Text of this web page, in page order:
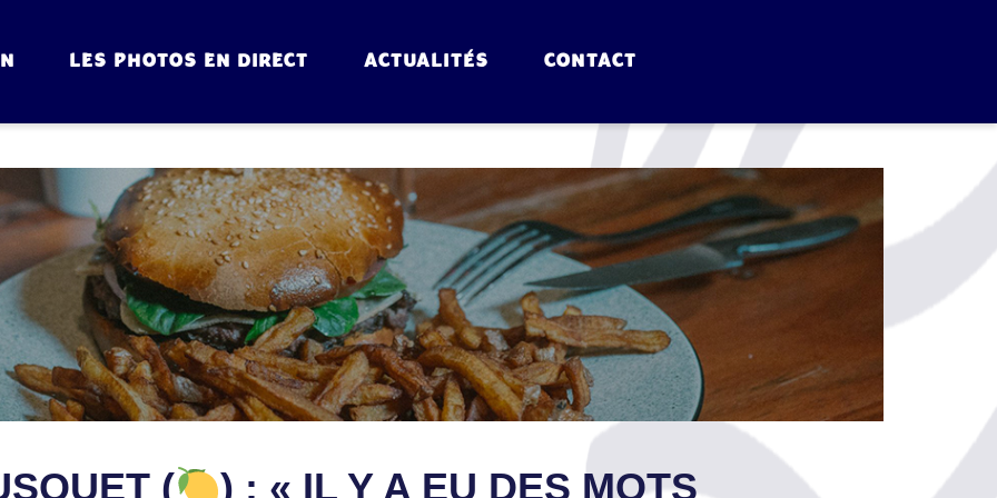
LES PHOTOS EN DIRECT ACTUALITÉS CONTACT
(
) : « IL Y A EU DES MOTS